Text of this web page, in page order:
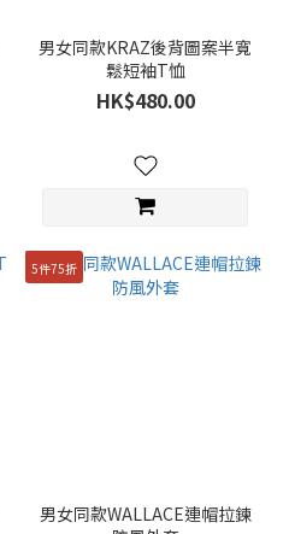
男女同款KRAZ後背圖案半寬
鬆短袖T恤
HK$480.00
5件75折
男女同款WALLACE連帽拉鍊